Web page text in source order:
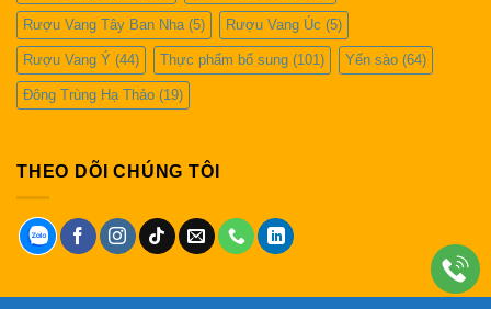
Rượu Vang Tây Ban Nha (5) Rượu Vang Úc (5)
Rượu Vang Ý (44) Thực phẩm bổ sung (101) Yến sào (64)
Đông Trùng Hạ Thảo (19)
THEO DÕI CHÚNG TÔI